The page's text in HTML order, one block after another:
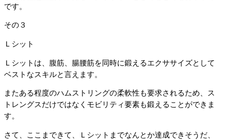
です。
その３
Ｌシット
Ｌシットは、腹筋、腸腰筋を同時に鍛えるエクササイズとして
ベストなスキルと言えます。
またある程度のハムストリングの柔軟性も要求されるため、ス
トレングスだけではなくモビリティ要素も鍛えることができま
す。
さて、ここまできて、Ｌシットまでなんとか達成できそうだ、